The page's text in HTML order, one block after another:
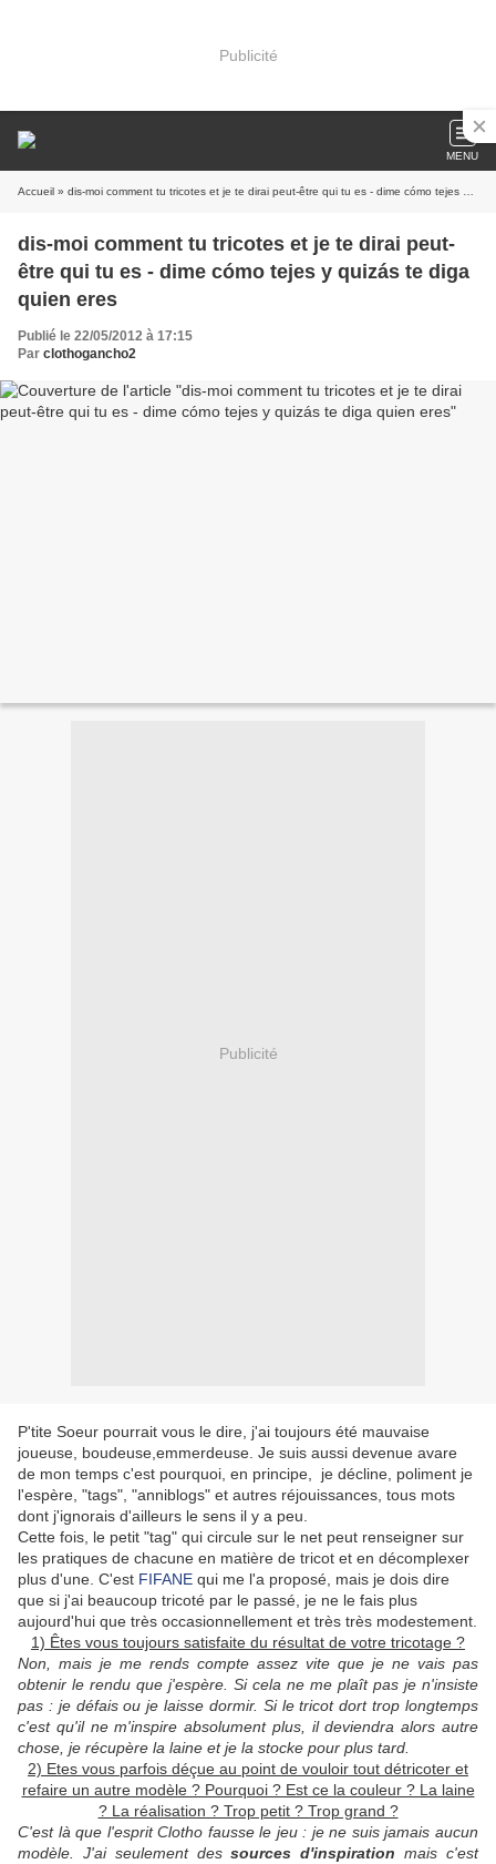
Publicité
MENU
Accueil » dis-moi comment tu tricotes et je te dirai peut-être qui tu es - dime cómo tejes y quizás te diga quien eres
dis-moi comment tu tricotes et je te dirai peut-
être qui tu es - dime cómo tejes y quizás te diga
quien eres
Publié le 22/05/2012 à 17:15
Par clothogancho2
Publicité
P'tite Soeur pourrait vous le dire, j'ai toujours été mauvaise
joueuse, boudeuse,emmerdeuse. Je suis aussi devenue avare
de mon temps c'est pourquoi, en principe, je décline, poliment je
l'espère, "tags", "anniblogs" et autres réjouissances, tous mots
dont j'ignorais d'ailleurs le sens il y a peu.
Cette fois, le petit "tag" qui circule sur le net peut renseigner sur
les pratiques de chacune en matière de tricot et en décomplexer
plus d'une. C'est FIFANE qui me l'a proposé, mais je dois dire
que si j'ai beaucoup tricoté par le passé, je ne le fais plus
aujourd'hui que très occasionnellement et très très modestement.
1) Êtes vous toujours satisfaite du résultat de votre tricotage ?
Non, mais je me rends compte assez vite que je ne vais pas
obtenir le rendu que j'espère . Si cela ne me plaît pas je n'insiste
pas : je défais ou je laisse dormir. Si le tricot dort trop longtemps
c'est qu'il ne m'inspire absolument plus, il deviendra alors autre
chose, je récupère la laine et je la stocke pour plus tard.
2) Etes vous parfois déçue au point de vouloir tout détricoter et
refaire un autre modèle ? Pourquoi ? Est ce la couleur ? La laine
? La réalisation ? Trop petit ? Trop grand ?
C'est là que l'esprit Clotho fausse le jeu : je ne suis jamais aucun
modèle. J'ai seulement dessources d'inspiration mais c'est